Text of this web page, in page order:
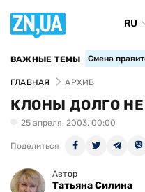
RU
ВАЖНЫЕ ТЕМЫ Смена
ГЛАВНАЯ АРХИВ
КЛОНЫ ДОЛГО
25 апреля, 2003, 00:00
Поделиться
Автор
Татьяна Силина